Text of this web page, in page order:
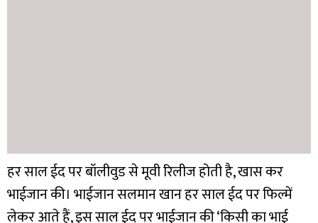
हर साल ईद पर बॉलीवुड से मूवी रिलीज होती है, खास कर
भाईजान की। भाईजान सलमान खान हर साल ईद पर फिल्में
लेकर आते हैं, इस साल ईद पर भाईजान की ‘किसी का भाई